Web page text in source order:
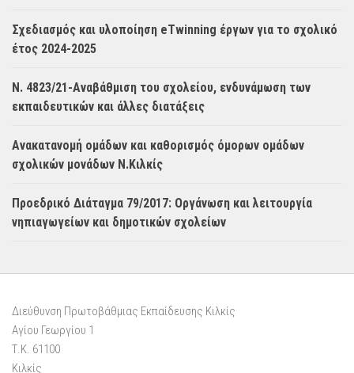
Σχεδιασμός και υλοποίηση eTwinning έργων για το σχολικό
έτος 2024-2025
Ν. 4823/21-Αναβάθμιση του σχολείου, ενδυνάμωση των
εκπαιδευτικών και άλλες διατάξεις
Ανακατανομή ομάδων και καθορισμός όμορων ομάδων
σχολικών μονάδων Ν.Κιλκίς
Προεδρικό Διάταγμα 79/2017: Οργάνωση και λειτουργία
νηπιαγωγείων και δημοτικών σχολείων
Διεύθυνση Πρωτοβάθμιας Εκπαίδευσης Κιλκίς
Αγίου Γεωργίου 1
Τ.Κ. 61100
Κιλκίς